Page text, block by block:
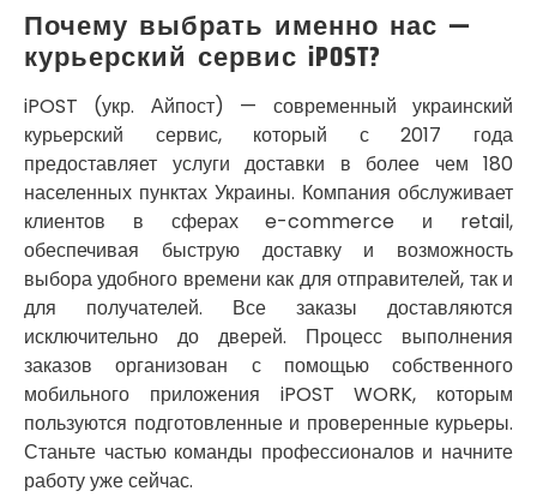
Почему выбрать именно нас —
курьерский сервис iPOST?
iPOST (укр. Айпост) — современный украинский
курьерский сервис, который с 2017 года
предоставляет услуги доставки в более чем 180
населенных пунктах Украины. Компания обслуживает
клиентов в сферах e-commerce и retail,
обеспечивая быструю доставку и возможность
выбора удобного времени как для отправителей, так и
для получателей. Все заказы доставляются
исключительно до дверей. Процесс выполнения
заказов организован с помощью собственного
мобильного приложения iPOST WORK, которым
пользуются подготовленные и проверенные курьеры.
Станьте частью команды профессионалов и начните
работу уже сейчас.
Рени
Решетиловка
Ромны
Ровно
Рудное
Самбор
Счастливое
Шепетовка
Шостка
Шпола
Синельниково
Славута
Славутич
Слобожанское
Смела
Софиевская Борщаговка
Сокольники
Солоницевка